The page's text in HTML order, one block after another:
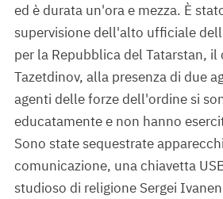
ed è durata un'ora e mezza. È
supervisione dell'alto ufficiale
per la Repubblica del Tatarstan,
Tazetdinov, alla presenza di due
agenti delle forze dell'ordine si
educatamente e non hanno
Sono state sequestrate
comunicazione, una chiavetta
studioso di religione Sergei